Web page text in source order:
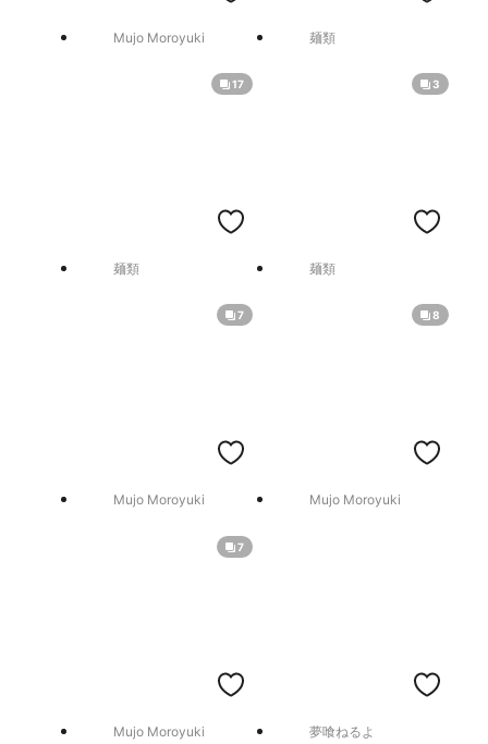
Mujo Moroyuki 麺類
17
麺類
3
麺類
7
Mujo Moroyuki
8
Mujo Moroyuki
7
Mujo Moroyuki 夢喰ねるよ